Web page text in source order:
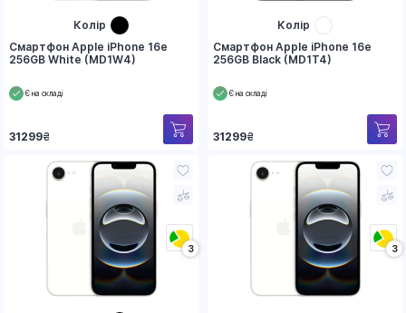
Колір
Смартфон Apple iPhone 16e
256GB White (MD1W4)
Є на складі
31299₴
Колір
Смартфон Apple iPhone 16e
256GB Black (MD1T4)
Є на складі
31299₴
3 3